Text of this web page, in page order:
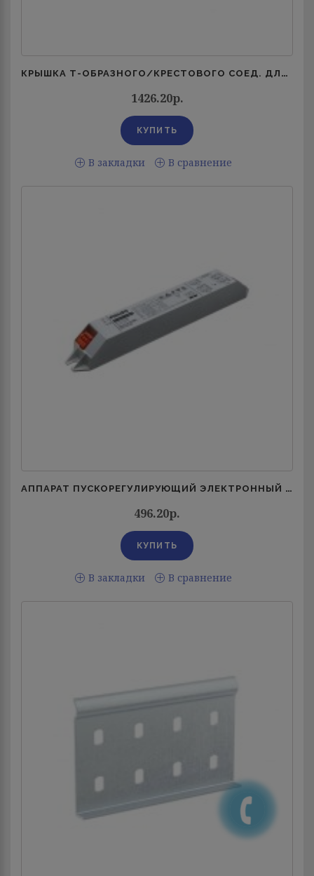
КРЫШКА Т-ОБРАЗНОГО/КРЕСТОВОГО СОЕД. ДЛЯ ЛОТКА LKS 300ММ DFAA 300 FS RU OBO 7128535
1426.20р.
В закладки В сравнение
АППАРАТ ПУСКОРЕГУЛИРУЮЩИЙ ЭЛЕКТРОННЫЙ (ЭПРА) EB-CI 1-2 14-28ВТ 220-240В 50/60ГЦ PHILIPS 913713043280
496.20р.
В закладки В сравнение